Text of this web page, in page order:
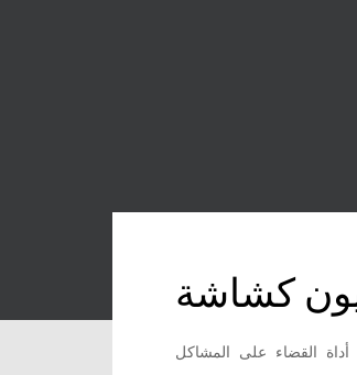
كشاشة
القضاء على المشاكل